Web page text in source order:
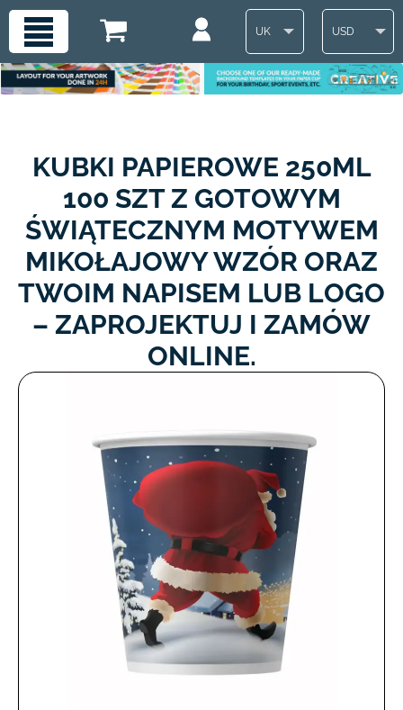
UK USD
KUBKI PAPIEROWE 250ML
100 SZT Z GOTOWYM
ŚWIĄTECZNYM MOTYWEM
MIKOŁAJOWY WZÓR ORAZ
TWOIM NAPISEM LUB LOGO
– ZAPROJEKTUJ I ZAMÓW
ONLINE.